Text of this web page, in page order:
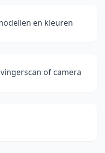
en kleuren
of camera